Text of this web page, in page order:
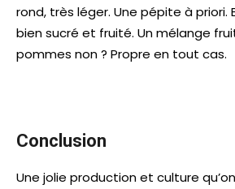
rond, très léger. Une pépite à priori.
bien sucré et fruité. Un mélange
pommes non ? Propre en tout cas.
Conclusion
Une jolie production et culture